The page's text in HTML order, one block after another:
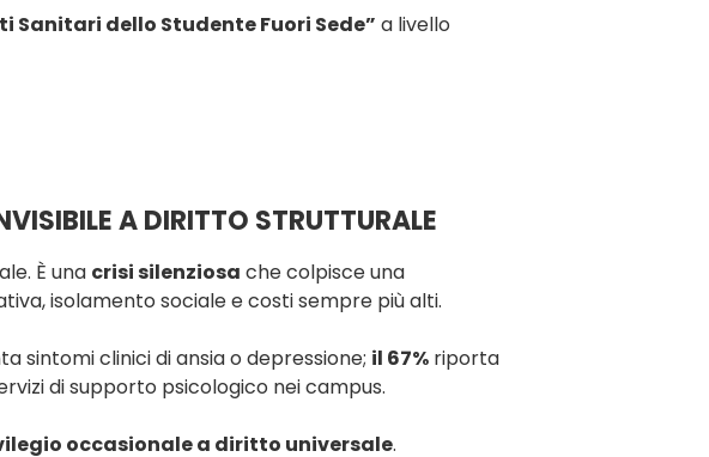
Sanitari dello Studente Fuori Sede” a livello
A DIRITTO STRUTTURALE
È una crisi silenziosa che colpisce una
isolamento sociale e costi sempre più alti.
sintomi clinici di ansia o depressione; il 67% riporta
di supporto psicologico nei campus.
occasionale a diritto universale.